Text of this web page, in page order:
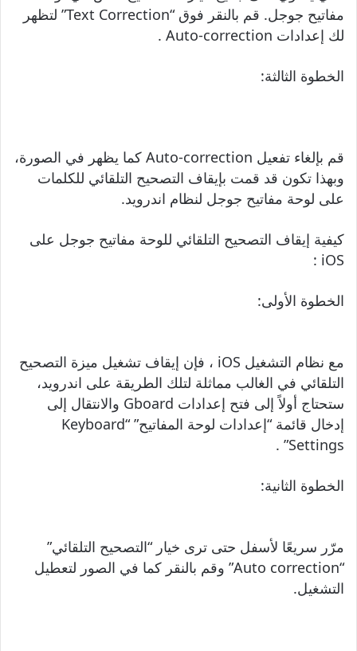
مفاتيح جوجل. قم بالنقر فوق “Text Correction” لتظهر
لك إعدادات Auto-correction .
الخطوة الثالثة:
قم بإلغاء تفعيل Auto-correction كما يظهر في الصورة،
وبهذا تكون قد قمت بإيقاف التصحيح التلقائي للكلمات
على لوحة مفاتيح جوجل لنظام اندرويد.
كيفية إيقاف التصحيح التلقائي للوحة مفاتيح جوجل على
iOS :
الخطوة الأولى:
مع نظام التشغيل iOS ، فإن إيقاف تشغيل ميزة التصحيح
التلقائي في الغالب مماثلة لتلك الطريقة على اندرويد،
ستحتاج أولاً إلى فتح إعدادات Gboard والانتقال إلى
إدخال قائمة “إعدادات لوحة المفاتيح” “Keyboard
Settings” .
الخطوة الثانية:
مرّر سريعًا لأسفل حتى ترى خيار “التصحيح التلقائي”
“Auto correction” وقم بالنقر كما في الصور لتعطيل
التشغيل.